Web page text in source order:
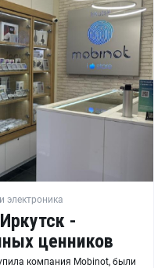
электроника
-
ценников
компания Mobinot, были